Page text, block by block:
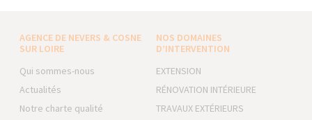
AGENCE DE NEVERS & COSNE
SUR LOIRE
Qui sommes-nous
Actualités
Notre charte qualité
NOS DOMAINES
D’INTERVENTION
EXTENSION
RÉNOVATION INTÉRIEURE
TRAVAUX EXTÉRIEURS